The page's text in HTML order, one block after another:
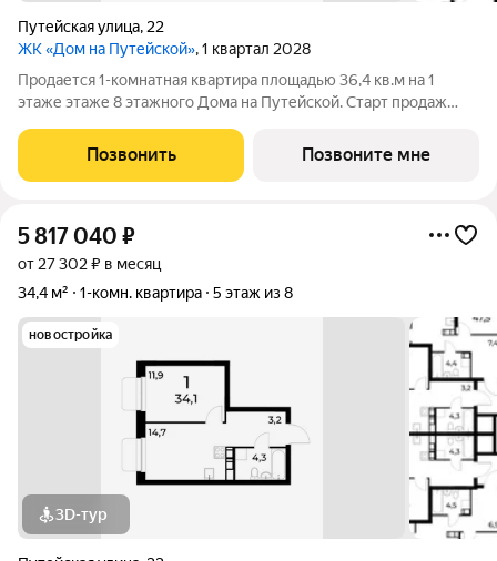
Путейская улица, 22
ЖК «Дом на Путейской», 1 квартал 2028
Продается 1-комнатная квартира площадью 36,4 кв.м на 1
этаже этаже 8 этажного Дома на Путейской. Старт продаж
уютный проект от ГК АГРОСПЕЦТЕХ средней этажности (8
этажей) в Канавинском районе,
Позвонить Позвоните мне
5 817 040 ₽
от 27 302 ₽ в месяц
34,4 м²
1-комн. квартира 5 этаж из 8
новостройка
3D-тур